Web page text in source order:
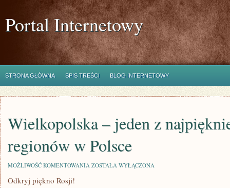
Portal Internetowy
STRONA GŁÓWNA SPIS TREŚCI BLOG INTERNETOWY
Wielkopolska – jeden z
regionów w Polsce
MOŻLIWOŚĆ KOMENTOWANIA WIELKOPOLSKA
ZOSTAŁA WYŁĄCZONA
Odkryj piękno Rosji!